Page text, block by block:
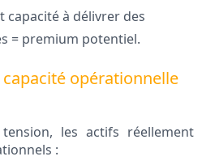
capacité à délivrer des
= premium potentiel.
opérationnelle
les actifs réellement
: